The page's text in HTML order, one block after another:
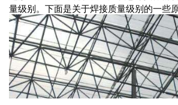
量级别。下面是关于焊接质量级别的一些